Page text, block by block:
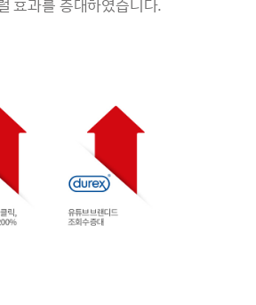
효과를 증대하였습니다.